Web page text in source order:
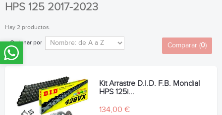
HPS 125 2017-2023
Hay 2 productos.
Ordenar por Comparar (0)
Kit Arrastre D.I.D. F.B. Mondial
HPS 125i...
134,00 €